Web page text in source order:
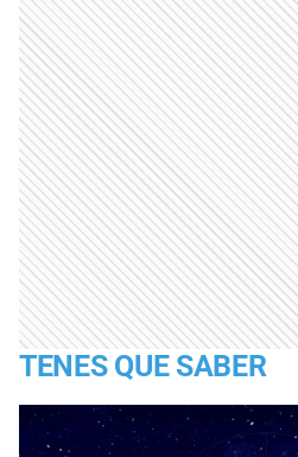
TENES QUE SABER